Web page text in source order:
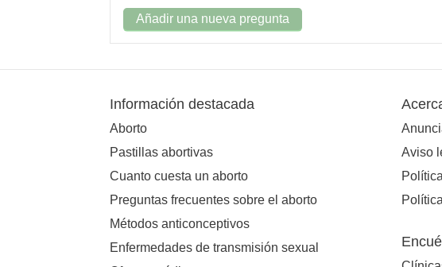
Añadir una nueva pregunta
Información destacada
Aborto
Pastillas abortivas
Cuanto cuesta un aborto
Preguntas frecuentes sobre el aborto
Métodos anticonceptivos
Enfermedades de transmisión sexual
Aviso